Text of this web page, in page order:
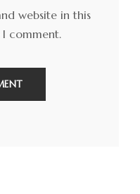
website in this
comment.